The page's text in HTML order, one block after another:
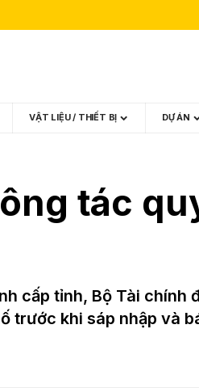
VẬT LIỆU / THIẾT BỊ DỰ ÁN
tác
cấp tỉnh, Bộ Tài chính
trước khi sáp nhập và